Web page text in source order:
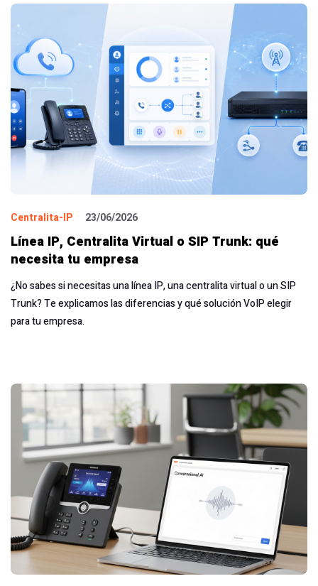
Centralita-IP 23/06/2026
Línea IP, Centralita Virtual o SIP Trunk: qué
necesita tu empresa
¿No sabes si necesitas una línea IP, una centralita virtual o un SIP
Trunk? Te explicamos las diferencias y qué solución VoIP elegir
para tu empresa.